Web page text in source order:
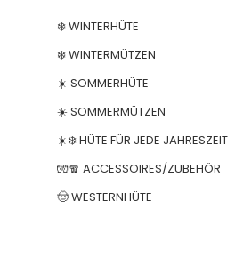
❄️ WINTERHÜTE
❄️ WINTERMÜTZEN
☀️ SOMMERHÜTE
☀️ SOMMERMÜTZEN
☀️❄️ HÜTE FÜR JEDE JAHRESZEIT
🧤🧣 ACCESSOIRES/ZUBEHÖR
🤠 WESTERNHÜTE